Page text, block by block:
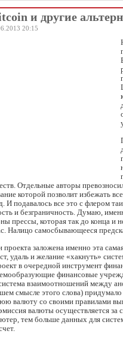
и другие
20:15
Отдельные авторы
которой позволит избежать
И подавалось все это с флером
и безграничность. Думаю,
прессы, которая так до конца и
Налицо самосбывающееся
заложена именно эта
удаль и желание «хакнуть»
в очередной инструмент
финансовые
взаимоотношений между
смысле этого слова)
валюту со своими правилами
валюты осуществляется
тем больше данных для